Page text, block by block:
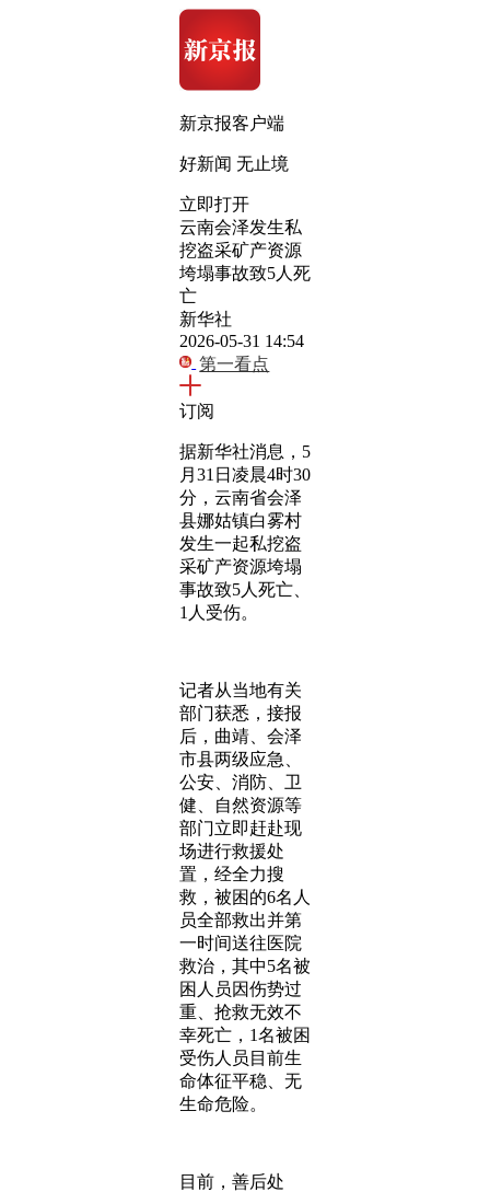
新京报客户端
好新闻 无止境
立即打开
云南会泽发生私
挖盗采矿产资源
垮塌事故致5人死
亡
新华社
2026-05-31 14:54
第一看点
订阅
据新华社消息，5
月31日凌晨4时30
分，云南省会泽
县娜姑镇白雾村
发生一起私挖盗
采矿产资源垮塌
事故致5人死亡、
1人受伤。
记者从当地有关
部门获悉，接报
后，曲靖、会泽
市县两级应急、
公安、消防、卫
健、自然资源等
部门立即赶赴现
场进行救援处
置，经全力搜
救，被困的6名人
员全部救出并第
一时间送往医院
救治，其中5名被
困人员因伤势过
重、抢救无效不
幸死亡，1名被困
受伤人员目前生
命体征平稳、无
生命危险。
目前，善后处